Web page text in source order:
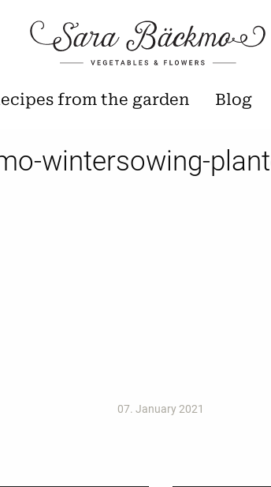
from the garden Blog
wintersowing-
07. January 2021